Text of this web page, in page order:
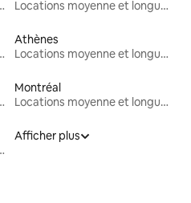
longue durée
Locations moyenne et longue durée
longue durée
Athènes
Locations moyenne et longue durée
longue durée
Montréal
Locations moyenne et longue durée
longue durée
Afficher plus